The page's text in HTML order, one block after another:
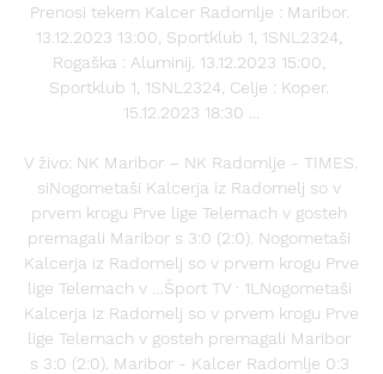
Prenosi tekem Kalcer Radomlje : Maribor.
13.12.2023 13:00, Sportklub 1, 1SNL2324,
Rogaška : Aluminij. 13.12.2023 15:00,
Sportklub 1, 1SNL2324, Celje : Koper.
15.12.2023 18:30 ...
V živo: NK Maribor – NK Radomlje - TIMES.
siNogometaši Kalcerja iz Radomelj so v
prvem krogu Prve lige Telemach v gosteh
premagali Maribor s 3:0 (2:0). Nogometaši
Kalcerja iz Radomelj so v prvem krogu Prve
lige Telemach v …Šport TV · 1LNogometaši
Kalcerja iz Radomelj so v prvem krogu Prve
lige Telemach v gosteh premagali Maribor
s 3:0 (2:0). Maribor - Kalcer Radomlje 0:3